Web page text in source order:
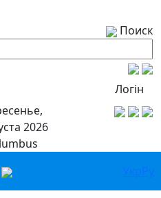
Поиск
Логін
2026
УкрРу